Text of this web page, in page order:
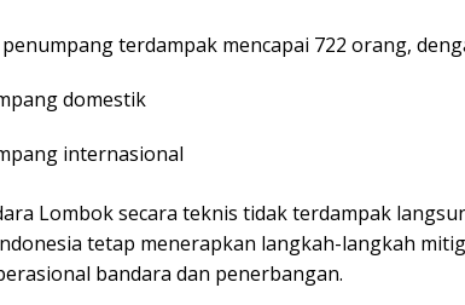
terdampak mencapai 722 orang,
domestik
internasional
Lombok secara teknis tidak terdampak
tetap menerapkan langkah-langkah
bandara dan penerbangan.